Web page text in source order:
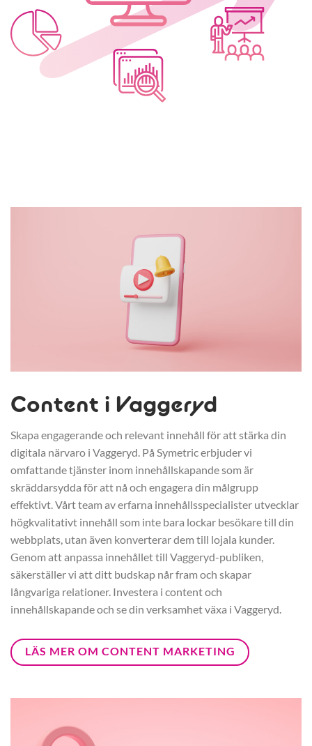
Content i Vaggeryd
Skapa engagerande och relevant innehåll för att stärka din
digitala närvaro i Vaggeryd. På Symetric erbjuder vi
omfattande tjänster inom innehållskapande som är
skräddarsydda för att nå och engagera din målgrupp
effektivt. Vårt team av erfarna innehållsspecialister utvecklar
högkvalitativt innehåll som inte bara lockar besökare till din
webbplats, utan även konverterar dem till lojala kunder.
Genom att anpassa innehållet till Vaggeryd-publiken,
säkerställer vi att ditt budskap når fram och skapar
långvariga relationer. Investera i content och
innehållskapande och se din verksamhet växa i Vaggeryd.
LÄS MER OM CONTENT MARKETING